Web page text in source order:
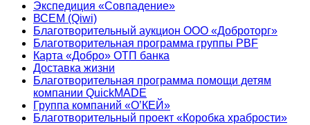
Экспедиция «Совпадение»
ВСЕМ (Qiwi)
Благотворительный аукцион ООО «Доброторг»
Благотворительная программа группы PBF
Карта «Добро» ОТП банка
Доставка жизни
Благотворительная программа помощи детям
компании QuickMADE
Группа компаний «О’КЕЙ»
Благотворительный проект «Коробка храбрости»